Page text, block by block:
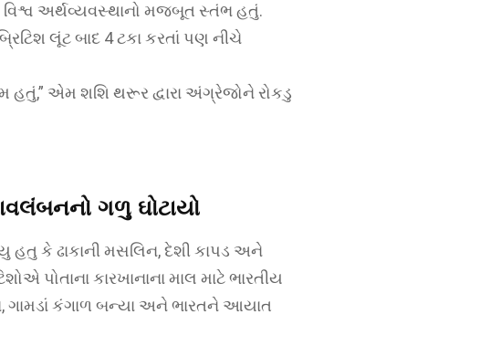
વિશ્વ અર્થવ્યવસ્થાનો મજબૂત સ્તંભ હતું.
લૂંટ બાદ 4 ટકા કરતાં પણ નીચે
એમ શશિ થરૂર દ્વારા અંગ્રેજોને રોકડુ
ગળુ ઘોટાયો
હતુ કે ઢાકાની મસલિન, દેશી કાપડ અને
પોતાના કારખાનાના માલ માટે ભારતીય
ગામડાં કંગાળ બન્યા અને ભારતને આયાત